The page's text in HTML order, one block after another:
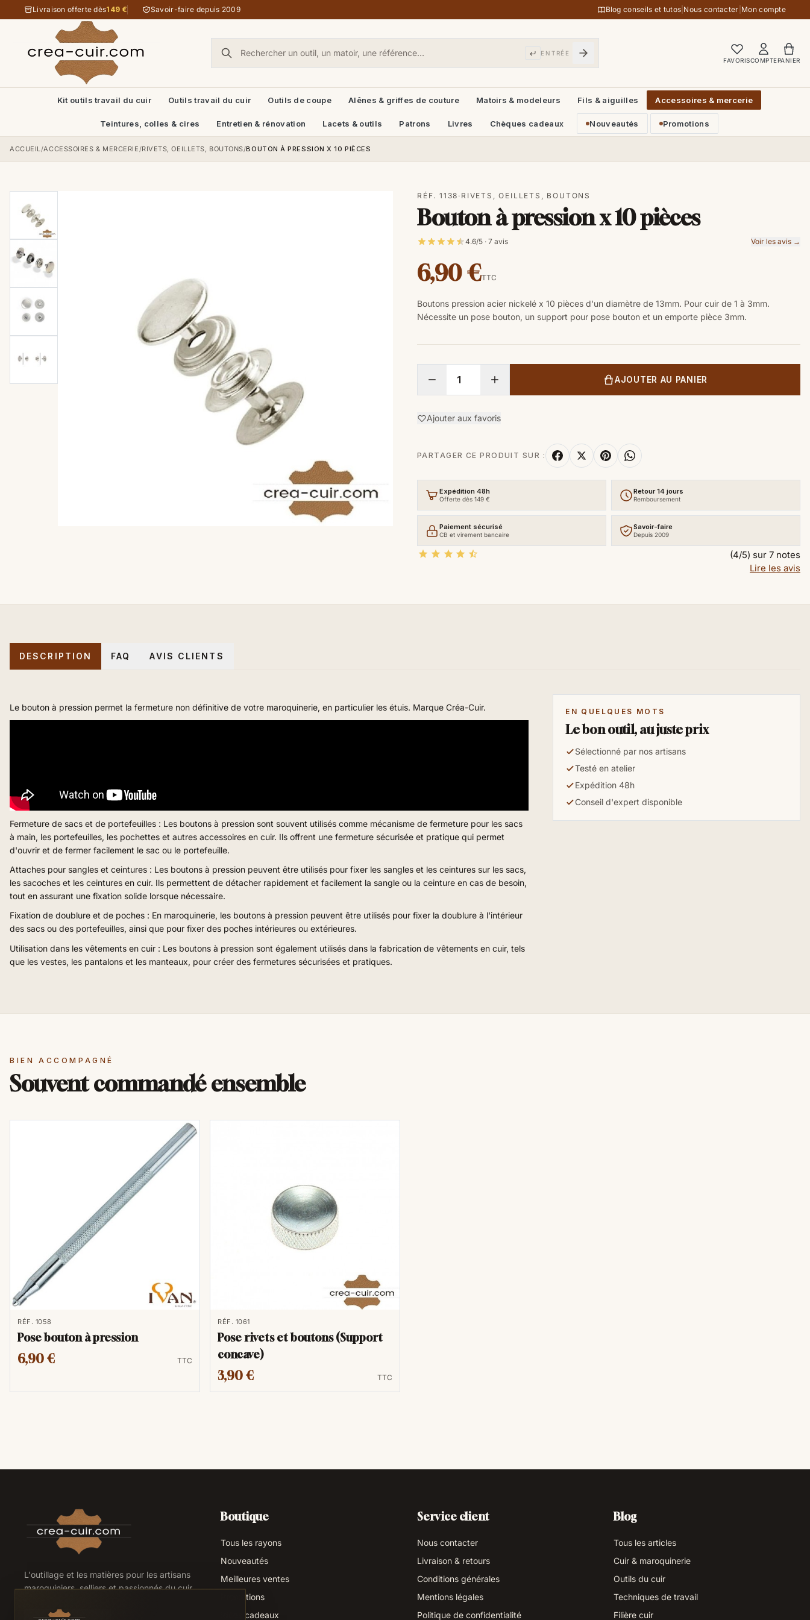
Aller au contenu
Livraison offerte dès149 € Savoir-faire depuis 2009 Blog conseils et tutos Nous contacter Mon compte
ENTRÉE
FAVORISCOMPTEPANIER
Kit outils travail du cuir Outils travail du cuir Outils de coupe Alênes & griffes de couture Matoirs & modeleurs Fils & aiguilles Accessoires & mercerie
Teintures, colles & cires Entretien & rénovation Lacets & outils Patrons Livres Chèques cadeaux Nouveautés Promotions
ACCUEIL/ACCESSOIRES & MERCERIE/RIVETS, OEILLETS, BOUTONS/BOUTON À PRESSION X 10 PIÈCES
RÉF. 1138 · RIVETS, OEILLETS, BOUTONS
Bouton à pression x 10 pièces
4.6/5 · 7 avis Voir les avis →
6,90 €TTC
Boutons pression acier nickelé x 10 pièces d'un diamètre de 13mm. Pour cuir de 1 à 3mm.
Nécessite un pose bouton, un support pour pose bouton et un emporte pièce 3mm.
AJOUTER AU PANIER
Ajouter aux favoris
PARTAGER CE PRODUIT SUR :
Expédition 48h
Offerte dès 149 €
Retour 14 jours
Remboursement
Paiement sécurisé
CB et virement bancaire
Savoir-faire
Depuis 2009
    
(4/5) sur 7 notes
Lire les avis
DESCRIPTION FAQ AVIS CLIENTS
Le bouton à pression permet la fermeture non définitive de votre maroquinerie, en particulier les étuis. Marque Créa-Cuir.
Fermeture de sacs et de portefeuilles : Les boutons à pression sont souvent utilisés comme mécanisme de fermeture pour les sacs
à main, les portefeuilles, les pochettes et autres accessoires en cuir. Ils offrent une fermeture sécurisée et pratique qui permet
d'ouvrir et de fermer facilement le sac ou le portefeuille.
Attaches pour sangles et ceintures : Les boutons à pression peuvent être utilisés pour fixer les sangles et les ceintures sur les sacs,
les sacoches et les ceintures en cuir. Ils permettent de détacher rapidement et facilement la sangle ou la ceinture en cas de besoin,
tout en assurant une fixation solide lorsque nécessaire.
Fixation de doublure et de poches : En maroquinerie, les boutons à pression peuvent être utilisés pour fixer la doublure à l'intérieur
des sacs ou des portefeuilles, ainsi que pour fixer des poches intérieures ou extérieures.
Utilisation dans les vêtements en cuir : Les boutons à pression sont également utilisés dans la fabrication de vêtements en cuir, tels
que les vestes, les pantalons et les manteaux, pour créer des fermetures sécurisées et pratiques.
EN QUELQUES MOTS
Le bon outil, au juste prix
Sélectionné par nos artisans
Testé en atelier
Expédition 48h
Conseil d'expert disponible
BIEN ACCOMPAGNÉ
Souvent commandé ensemble
RÉF. 1058
Pose bouton à pression
6,90 € TTC
RÉF. 1061
Pose rivets et boutons (Support
concave)
3,90 € TTC
L'outillage et les matières pour les artisans
maroquiniers, selliers et passionnés du cuir.
Boutique
Tous les rayons
Nouveautés
Meilleures ventes
Promotions
Idées cadeaux
Service client
Nous contacter
Livraison & retours
Conditions générales
Mentions légales
Politique de confidentialité
Blog
Tous les articles
Cuir & maroquinerie
Outils du cuir
Techniques de travail
Filière cuir